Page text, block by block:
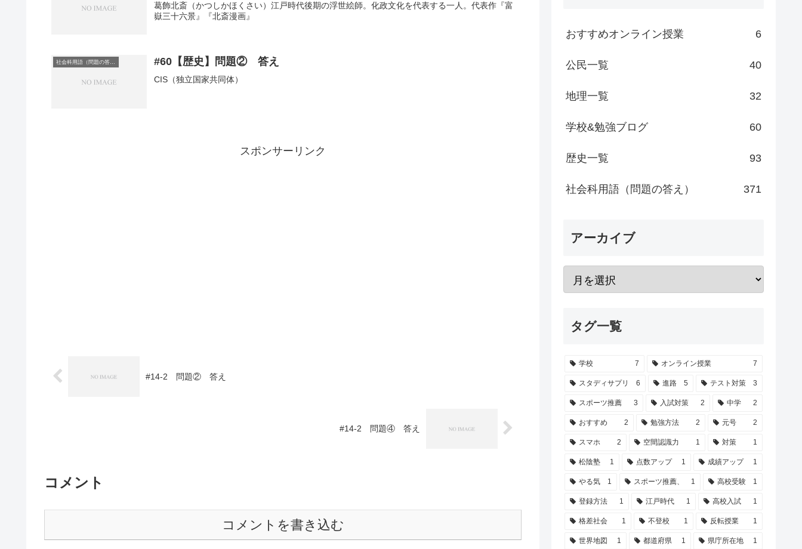
葛飾北斎（かつしかほくさい）江戸時代後期の浮世絵師。化政文化を代表する一人。代表作『富
嶽三十六景』『北斎漫画』
社会科用語（問題の答え） #60【歴史】問題② 答え
CIS（独立国家共同体）
スポンサーリンク
#14-2 問題② 答え
#14-2 問題④ 答え
コメント
コメントを書き込む
おすすめオンライン授業 6
公民一覧 40
地理一覧 32
学校&勉強ブログ 60
歴史一覧 93
社会科用語（問題の答え） 371
アーカイブ
タグ一覧
学校 7 オンライン授業 7
スタディサプリ 6 進路 5 テスト対策 3
スポーツ推薦 3 入試対策 2 中学 2
おすすめ 2 勉強方法 2 元号 2
スマホ 2 空間認識力 1 対策 1
松陰塾 1 点数アップ 1 成績アップ 1
やる気 1 スポーツ推薦、 1 高校受験 1
登録方法 1 江戸時代 1 高校入試 1
格差社会 1 不登校 1 反転授業 1
世界地図 1 都道府県 1 県庁所在地 1